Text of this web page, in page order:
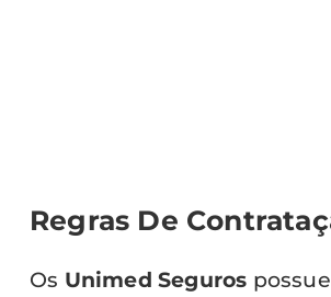
Regras De
Os Unimed Seguros